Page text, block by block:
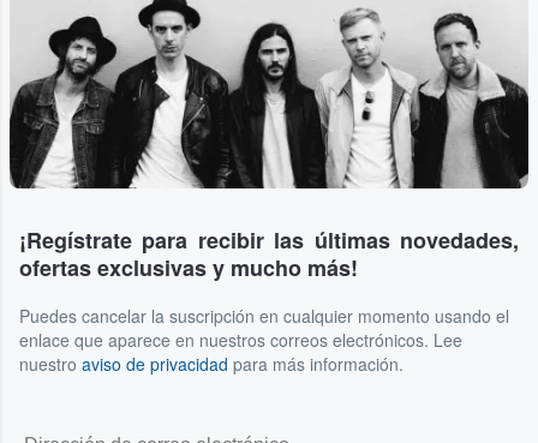
¡Regístrate para recibir las últimas novedades,
ofertas exclusivas y mucho más!
Puedes cancelar la suscripción en cualquier momento usando el
enlace que aparece en nuestros correos electrónicos. Lee
nuestro aviso de privacidad para más información.